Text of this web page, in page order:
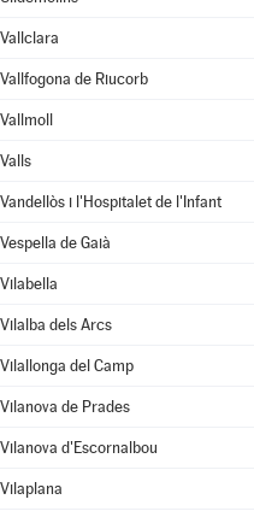
Vallclara
Vallfogona de Riucorb
Vallmoll
Valls
Vandellòs i l'Hospitalet de l'Infant
Vespella de Gaià
Vilabella
Vilalba dels Arcs
Vilallonga del Camp
Vilanova de Prades
Vilanova d'Escornalbou
Vilaplana